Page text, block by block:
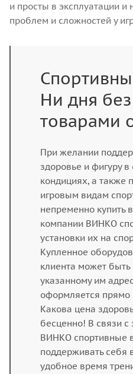
и просты в эксплуатации и
проблем и сложностей у
Ни дня
товарами
При желании
здоровье и фигуру
кондициях, а также
игровым видам
непременно купить
компании ВИНКО
установки их на
Купленное
клиента может
указанному им
оформляется
Какова цена
бесценно! В связи с
ВИНКО спортивные
поддерживать
удобное время